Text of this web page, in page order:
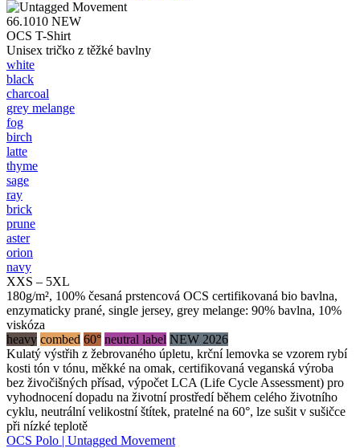
66.1010 NEW
OCS T-Shirt
Unisex tričko z těžké bavlny
white
black
charcoal
grey melange
fog
birch
latte
thyme
sage
ray
brick
prune
aster
orion
navy
XXS – 5XL
180g/m², 100% česaná prstencová OCS certifikovaná bio bavlna,
enzymaticky prané, single jersey, grey melange: 90% bavlna, 10%
viskóza
heavy combed 60° neutral label NEW 2026
Kulatý výstřih z žebrovaného úpletu, krční lemovka se vzorem rybí
kosti tón v tónu, měkké na omak, certifikovaná veganská výroba
bez živočišných přísad, výpočet LCA (Life Cycle Assessment) pro
vyhodnocení dopadu na životní prostředí během celého životního
cyklu, neutrální velikostní štítek, pratelné na 60°, lze sušit v sušičce
při nízké teplotě
OCS Polo | Untagged Movement